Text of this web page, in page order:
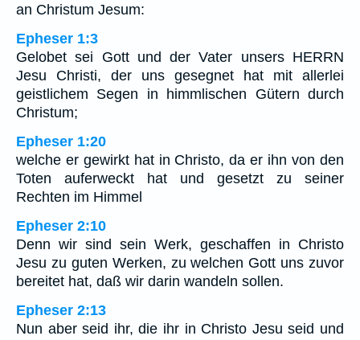
an Christum Jesum:
Epheser 1:3
Gelobet sei Gott und der Vater unsers HERRN
Jesu Christi, der uns gesegnet hat mit allerlei
geistlichem Segen in himmlischen Gütern durch
Christum;
Epheser 1:20
welche er gewirkt hat in Christo, da er ihn von den
Toten auferweckt hat und gesetzt zu seiner
Rechten im Himmel
Epheser 2:10
Denn wir sind sein Werk, geschaffen in Christo
Jesu zu guten Werken, zu welchen Gott uns zuvor
bereitet hat, daß wir darin wandeln sollen.
Epheser 2:13
Nun aber seid ihr, die ihr in Christo Jesu seid und